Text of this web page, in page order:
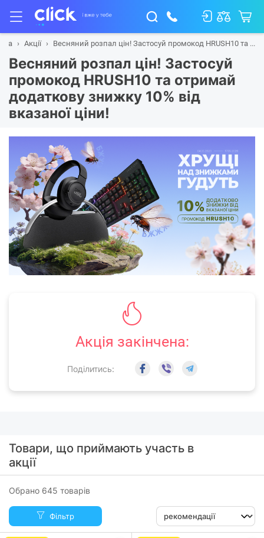
Акції Весняний розпал цін! Застосуй промокод HRUSH10 та ...
Весняний розпал цін! Застосуй
промокод HRUSH10 та отримай
додаткову знижку 10% від
вказаної ціни!
Акція закінчена:
Поділитись:
Товари, що приймають участь в
акції
Обрано 645 товарів
Фільтр